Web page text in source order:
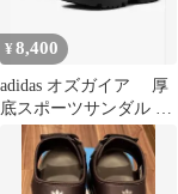
¥8,400
adidas オズガイア 厚
底スポーツサンダル ブ
ラック